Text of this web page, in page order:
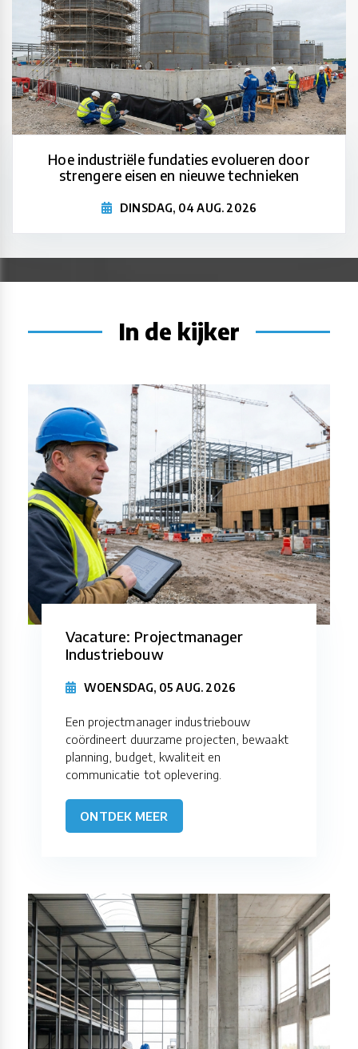
Hoe industriële fundaties evolueren door
strengere eisen en nieuwe technieken
DINSDAG, 04 AUG. 2026
In de kijker
Vacature: Projectmanager
Industriebouw
WOENSDAG, 05 AUG. 2026
Een projectmanager industriebouw
coördineert duurzame projecten, bewaakt
planning, budget, kwaliteit en
communicatie tot oplevering.
ONTDEK MEER